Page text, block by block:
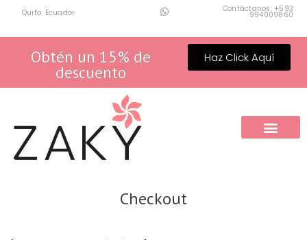
Quito. Ecuador Contáctanos: +593
994009860
Obtén un 15% de
descuento
Haz Click Aquí
Checkout